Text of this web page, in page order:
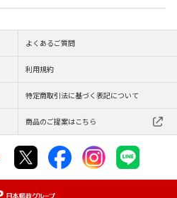
よくあるご質問
利用規約
特定商取引法に基づく表記について
商品のご提案はこちら